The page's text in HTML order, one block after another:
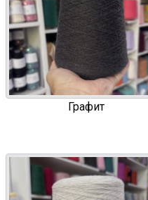
Графит